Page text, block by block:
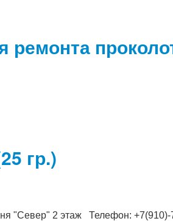
"Север" 2 этаж Телефон: +7(910)-
ремонта
гр.)